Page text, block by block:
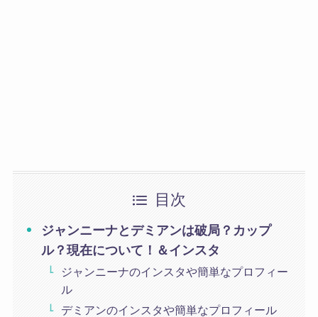
目次
ジャンニーナとデミアンは破局？カップ
ル？現在について！＆インスタ
ジャンニーナのインスタや簡単なプロフィー
ル
デミアンのインスタや簡単なプロフィール